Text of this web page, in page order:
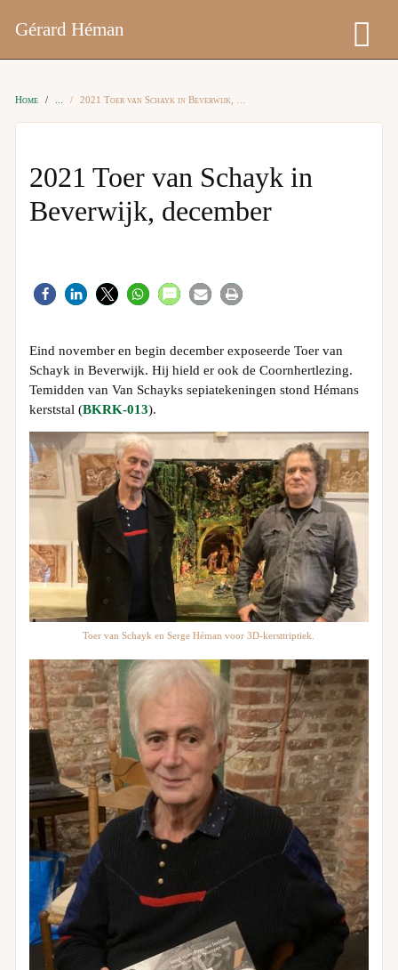
Gérard Héman
Home 2021 Toer van Schayk in Beverwijk, december
2021 Toer van Schayk in
Beverwijk, december
Eind november en begin december exposeerde Toer van
Schayk in Beverwijk. Hij hield er ook de Coornhertlezing.
Temidden van Van Schayks sepiatekeningen stond Hémans
kerststal (BKRK-013).
Toer van Schayk en Serge Héman voor 3D-kersttriptiek.